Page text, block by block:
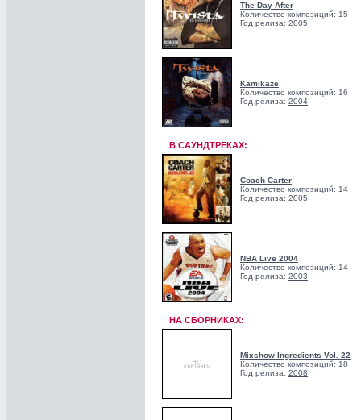
The Day After
Количество композиций: 15
Год релиза: 2005
Kamikaze
Количество композиций: 16
Год релиза: 2004
В САУНДТРЕКАХ:
Coach Carter
Количество композиций: 14
Год релиза: 2005
NBA Live 2004
Количество композиций: 14
Год релиза: 2003
НА СБОРНИКАХ:
Mixshow Ingredients Vol. 22
Количество композиций: 18
Год релиза: 2008